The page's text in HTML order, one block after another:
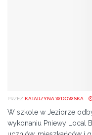
PRZEZ KATARZYNA WDOWSKA
W szkole w Jeziorze
wykonaniu Pniewy Local